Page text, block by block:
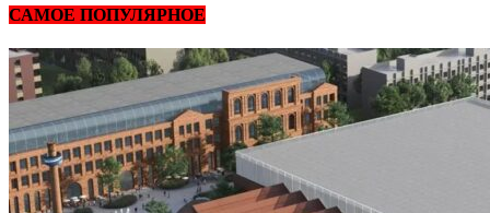
САМОЕ ПОПУЛЯРНОЕ